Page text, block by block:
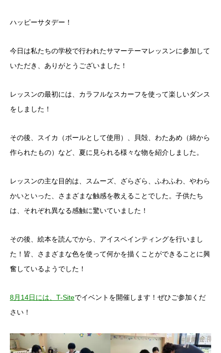
ハッピーサタデー！
今日は私たちの学校で行われたサマーテーマレッスンに参加して
いただき、ありがとうございました！
レッスンの最初には、カラフルなスカーフを使って楽しいダンス
をしました！
その後、スイカ（ボールとして使用）、貝殻、わたあめ（綿から
作られたもの）など、夏に見られる様々な物を紹介しました。
レッスンの主な目的は、スムーズ、ざらざら、ふわふわ、やわら
かいといった、さまざまな触感を教えることでした。子供たち
は、それぞれ異なる感触に驚いていました！
その後、絵本を読んでから、アイスペインティングを行いまし
た！皆、さまざまな色を使って何かを描くことができることに興
奮しているようでした！
8月14日には、T-Siteでイベントを開催します！ぜひご参加くだ
さい！